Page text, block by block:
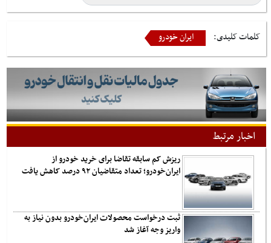
کلمات کلیدی: ایران خودرو
اخبار مرتبط
ریزش کم‌ سابقه تقاضا برای خرید خودرو از
ایران‌خودرو؛ تعداد متقاضیان ۹۲ درصد کاهش یافت
ثبت درخواست محصولات ایران‌خودرو بدون نیاز به
واریز وجه آغاز شد